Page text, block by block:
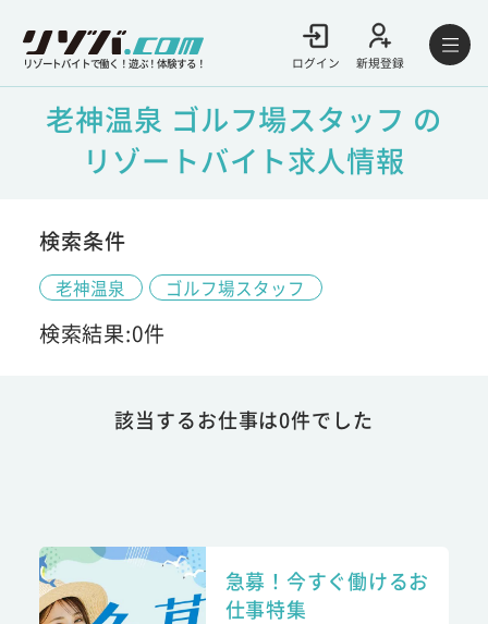
リゾートバイトで働く！遊ぶ！体験する！ ログイン 新規登録
老神温泉 ゴルフ場スタッフ の
リゾートバイト求人情報
検索条件
老神温泉 ゴルフ場スタッフ
検索結果:0件
該当するお仕事は0件でした
急募！今すぐ働けるお
仕事特集